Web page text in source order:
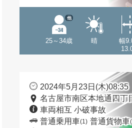
25～34歳
他
晴
幅
2024年5月23日(木)08:35
名古屋市南区本地通四丁
車両相互 小破事故
普通乗用車(1) 普通貨物車